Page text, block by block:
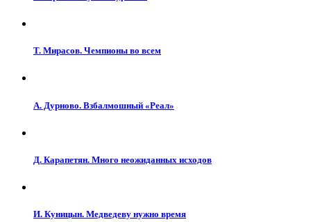
Т. Мирасов. Чемпионы во всем
А. Дурново. Взбалмошный «Реал»
Д. Карапетян. Много неожиданных исходов
И. Куницын. Медведеву нужно время